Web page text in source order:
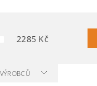
2285 Kč